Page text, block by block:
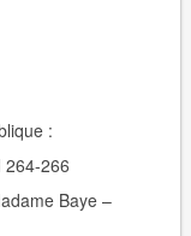
:
264-266
Baye –